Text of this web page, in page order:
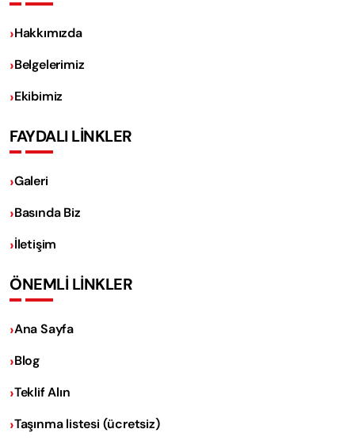
Hakkımızda
Belgelerimiz
Ekibimiz
FAYDALI LİNKLER
Galeri
Basında Biz
İletişim
ÖNEMLİ LİNKLER
Ana Sayfa
Blog
Teklif Alın
Taşınma listesi (ücretsiz)